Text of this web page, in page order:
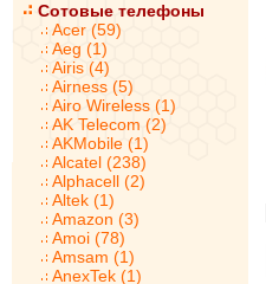
Сотовые телефоны
Acer (59)
Aeg (1)
Airis (4)
Airness (5)
Airo Wireless (1)
AK Telecom (2)
AKMobile (1)
Alcatel (238)
Alphacell (2)
Altek (1)
Amazon (3)
Amoi (78)
Amsam (1)
AnexTek (1)